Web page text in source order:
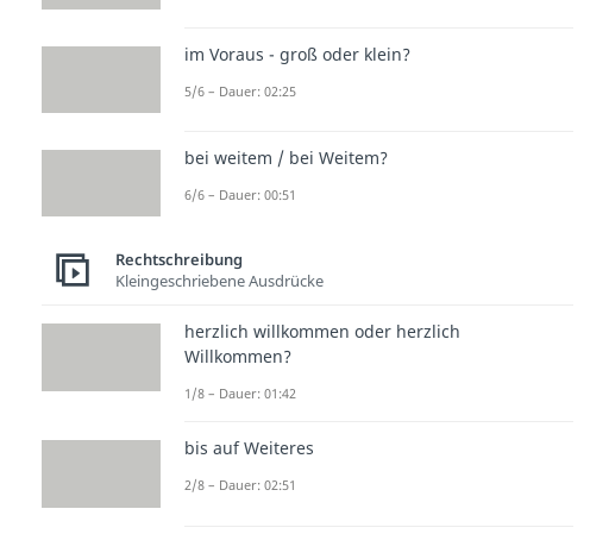
im Voraus - groß oder klein?
5/6 – Dauer: 02:25
bei weitem / bei Weitem?
6/6 – Dauer: 00:51
Rechtschreibung
Kleingeschriebene Ausdrücke
herzlich willkommen oder herzlich
Willkommen?
1/8 – Dauer: 01:42
bis auf Weiteres
2/8 – Dauer: 02:51